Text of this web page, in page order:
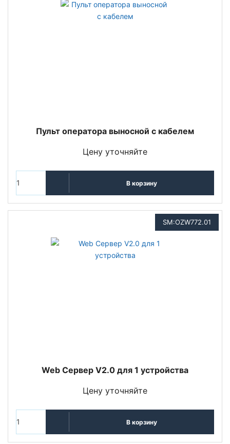
Пульт оператора выносной с кабелем
Цену уточняйте
В корзину
SM:OZW772.01
Web Сервер V2.0 для 1 устройства
Цену уточняйте
В корзину